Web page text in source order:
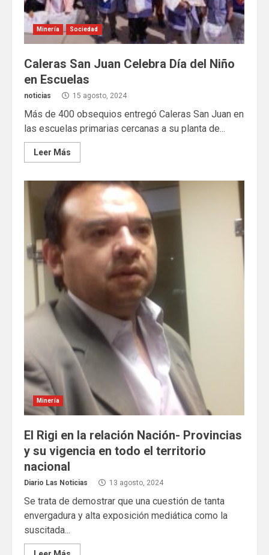
Minería Sociedad
Caleras San Juan Celebra Día del Niño
en Escuelas
noticias 15 agosto, 2024
Más de 400 obsequios entregó Caleras San Juan en
las escuelas primarias cercanas a su planta de...
Leer Más
Minería
El Rigi en la relación Nación- Provincias
y su vigencia en todo el territorio
nacional
Diario Las Noticias 13 agosto, 2024
Se trata de demostrar que una cuestión de tanta
envergadura y alta exposición mediática como la
suscitada...